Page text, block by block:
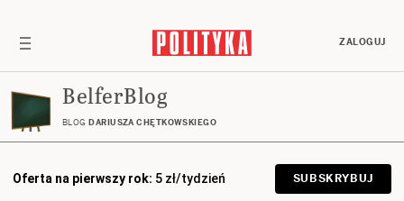
ZALOGUJ
BelferBlog
BLOG DARIUSZA CHĘTKOWSKIEGO
Oferta na pierwszy rok: 5 zł/tydzień SUBSKRYBUJ